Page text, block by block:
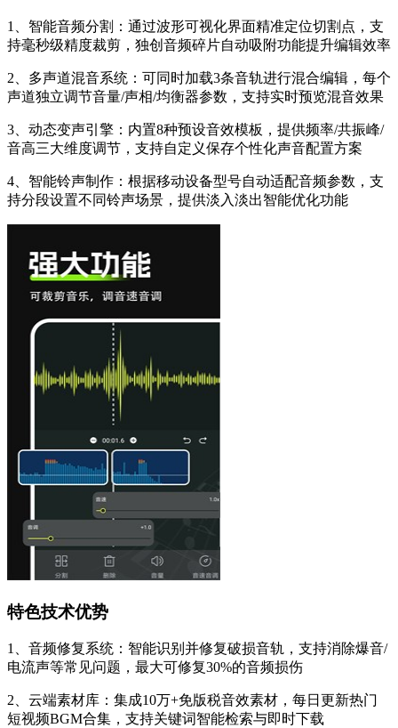
1、智能音频分割：通过波形可视化界面精准定位切割点，支
持毫秒级精度裁剪，独创音频碎片自动吸附功能提升编辑效率
2、多声道混音系统：可同时加载3条音轨进行混合编辑，每个
声道独立调节音量/声相/均衡器参数，支持实时预览混音效果
3、动态变声引擎：内置8种预设音效模板，提供频率/共振峰/
音高三大维度调节，支持自定义保存个性化声音配置方案
4、智能铃声制作：根据移动设备型号自动适配音频参数，支
持分段设置不同铃声场景，提供淡入淡出智能优化功能
特色技术优势
1、音频修复系统：智能识别并修复破损音轨，支持消除爆音/
电流声等常见问题，最大可修复30%的音频损伤
2、云端素材库：集成10万+免版税音效素材，每日更新热门
短视频BGM合集，支持关键词智能检索与即时下载